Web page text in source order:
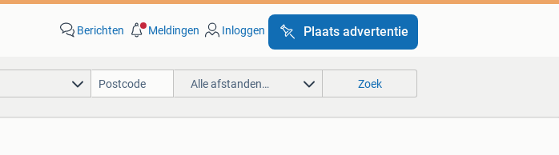
Berichten Meldingen Inloggen Plaats advertentie
Alle afstanden… Zoek